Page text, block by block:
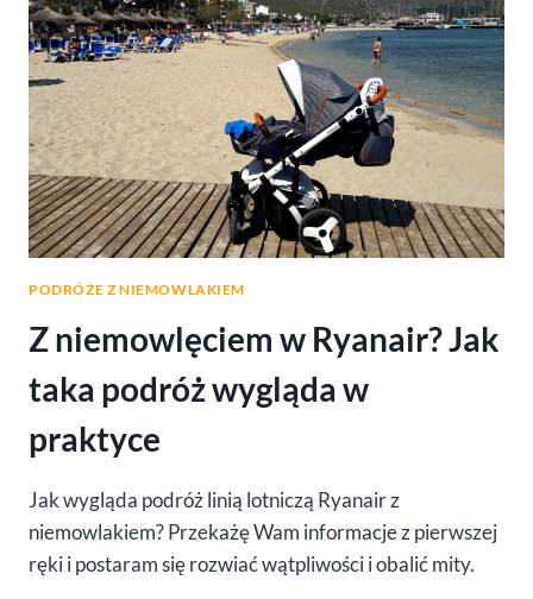
PODRÓŻE Z NIEMOWLAKIEM
Z niemowlęciem w Ryanair? Jak
taka podróż wygląda w
praktyce
Jak wygląda podróż linią lotniczą Ryanair z
niemowlakiem? Przekażę Wam informacje z pierwszej
ręki i postaram się rozwiać wątpliwości i obalić mity.